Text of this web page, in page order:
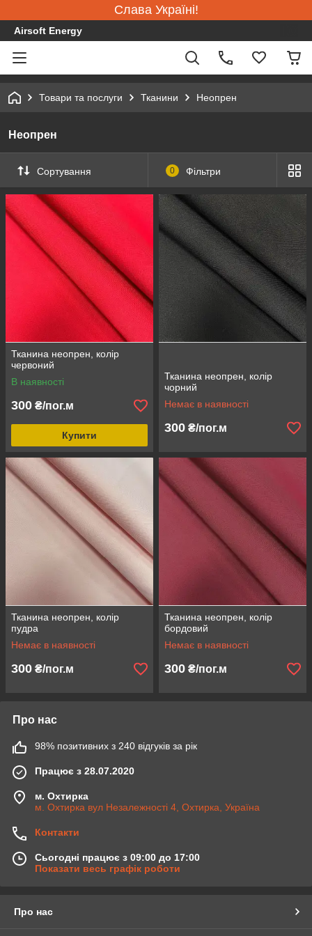
Слава Україні!
Airsoft Energy
Товари та послуги Тканини Неопрен
Неопрен
Сортування 0 Фільтри
Тканина неопрен, колір
червоний
В наявності
300 ₴/пог.м
Купити
Тканина неопрен, колір
чорний
Немає в наявності
300 ₴/пог.м
Тканина неопрен, колір
пудра
Немає в наявності
300 ₴/пог.м
Тканина неопрен, колір
бордовий
Немає в наявності
300 ₴/пог.м
Про нас
98% позитивних з 240 відгуків за рік
Працює з 28.07.2020
м. Охтирка
м. Охтирка вул Незалежності 4, Охтирка, Україна
Контакти
Сьогодні працює з 09:00 до 17:00
Показати весь графік роботи
Про нас